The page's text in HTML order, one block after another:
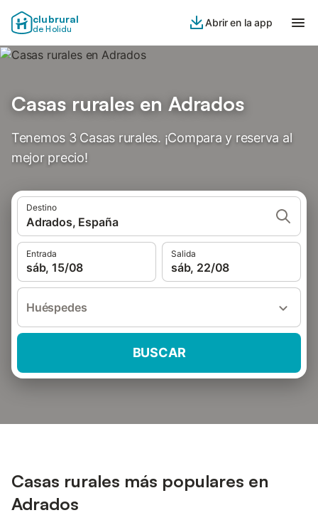
clubrural
de Holidu
Abrir en la app
Casas rurales en Adrados
Tenemos 3 Casas rurales. ¡Compara y reserva al
mejor precio!
Destino
Adrados, España
Entrada
sáb, 15/08
Salida
sáb, 22/08
Huéspedes
BUSCAR
Casas rurales más populares en
Adrados